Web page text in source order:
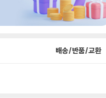
배송/반품/교환